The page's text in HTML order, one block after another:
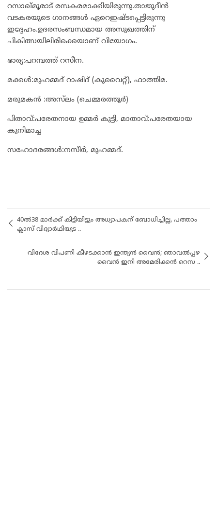
റസാഖ്മൂരാട് രസകരമാക്കിയിരുന്നു.താജുദീൻ
വടകരയുടെ ഗാനങ്ങൾ ഏറെഇഷ്ടപ്പെട്ടിരുന്നു
ഇദ്ദേഹം.ഉദരസംബന്ധമായ അസുഖത്തിന്
ചികിത്സയിലിരിക്കെയാണ് വിയോഗം.
ഭാര്യ:പറമ്പത്ത് റസീന.
മക്കൾ:മുഹമ്മദ്‌ റാഷിദ്‌ (കുവൈറ്റ്‌), ഫാത്തിമ.
മരുമകൻ :അസ്‌ലം (ചെമ്മരത്തൂർ)
പിതാവ്:പരേതനായ ഉമ്മർ കുട്ടി, മാതാവ്:പരേതയായ
കുനിമാച്ച
സഹോദരങ്ങൾ:നസീർ, മുഹമ്മദ്‌.
40ൽ38 മാർക്ക് കിട്ടിയിട്ടും അധ്യാപകന് ബോധിച്ചില്ല, പത്താം
ക്ലാസ് വിദ്യാർഥിയുട ..
വിദേശ വിപണി കീഴടക്കാന്‍ ഇന്ത്യന്‍ വൈന്‍; ഞാവല്‍പ്പഴ
വൈന്‍ ഇനി അമേരിക്കന്‍ റെസ ..